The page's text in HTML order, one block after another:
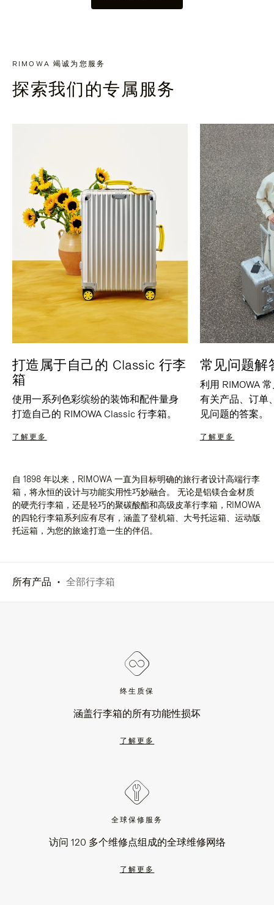
RIMOWA 竭诚为您服务
探索我们的专属服务
打造属于自己的 Classic 行李
箱
使用一系列色彩缤纷的装饰和配件量身
打造自己的 RIMOWA Classic 行李箱。
了解更多
常见问题解
利用 RIMOWA
有关产品、订单
见问题的答案。
了解更多
自 1898 年以来，RIMOWA 一直为目标明确的旅行者设计高端行李
箱，将永恒的设计与功能实用性巧妙融合。 无论是铝镁合金材质
的硬壳行李箱，还是轻巧的聚碳酸酯和高级皮革行李箱，RIMOWA
的四轮行李箱系列应有尽有，涵盖了登机箱、大号托运箱、运动版
托运箱，为您的旅途打造一生的伴侣。
所有产品 全部行李箱
终生质保
涵盖行李箱的所有功能性损坏
了解更多
全球保修服务
访问 120 多个维修点组成的全球维修网络
了解更多